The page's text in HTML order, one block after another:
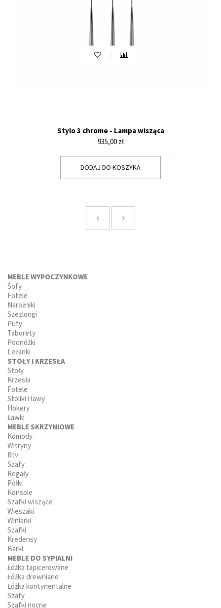
Stylo 3 chrome - Lampa wisząca
Cena
935,00 zł
DODAJ DO KOSZYKA
MEBLE WYPOCZYNKOWE
Sofy
Fotele
Narożniki
Szezlongi
Pufy
Taborety
Podnóżki
Leżanki
STOŁY I KRZESŁA
Stoły
Krzesła
Fotele
Stoliki i ławy
Hokery
Ławki
MEBLE SKRZYNIOWE
Komody
Witryny
Rtv
Szafy
Regały
Półki
Konsole
Szafki wiszące
Wieszaki
Winiarki
Szafki
Kredensy
Barki
MEBLE DO SYPIALNI
Łóżka tapicerowane
Łóżka drewniane
Łóżka kontynentalne
Szafy
Szafki nocne